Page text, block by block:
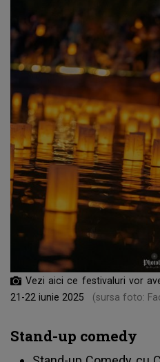
Vezi aici ce festivaluri vor
21-22 iunie 2025
(sursa foto:
Stand-up comedy